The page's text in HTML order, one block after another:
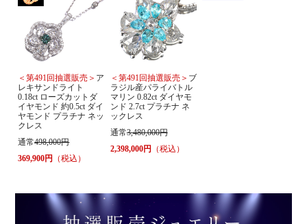
＜第491回抽選販売＞ ア
レキサンドライト
0.18ct ローズカットダ
イヤモンド 約0.5ct ダイ
ヤモンド プラチナ ネッ
クレス
通常498,000円
369,900円
（税込）
＜第491回抽選販売＞ ブ
ラジル産パライバトル
マリン 0.82ct ダイヤモ
ンド 2.7ct プラチナ ネ
ックレス
通常3,480,000円
2,398,000円
（税込）